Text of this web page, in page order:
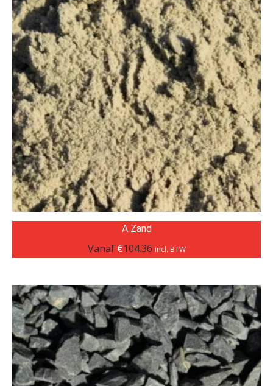
A Zand
Vanaf €104.36 incl. BTW